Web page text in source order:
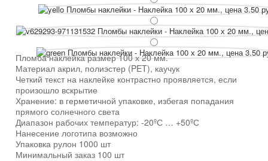
Пломба наклейка размер 100 х 20 мм.
Материал акрил, полиэстер (PET), каучук
Четкий текст на наклейке контрастно проявляется, если
произошло вскрытие
Хранение: в герметичной упаковке, избегая попадания
прямого солнечного света
Диапазон рабочих температур: -20ºС … +50ºС
Нанесение логотипа возможно
Упаковка рулон 1000 шт
Минимальный заказ 100 шт